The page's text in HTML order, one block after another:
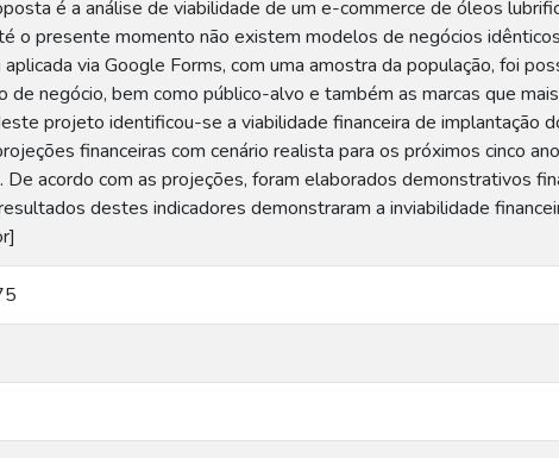
é a análise de viabilidade de um e-commerce de óleos
o presente momento não existem modelos de negócios
via Google Forms, com uma amostra da população, foi
negócio, bem como público-alvo e também as marcas que
projeto identificou-se a viabilidade financeira de implantação
financeiras com cenário realista para os próximos cinco
De acordo com as projeções, foram elaborados demonstrativos
destes indicadores demonstraram a inviabilidade